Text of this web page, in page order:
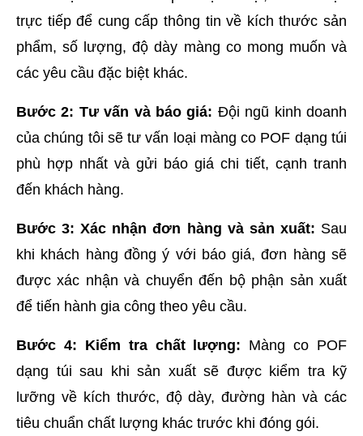
trực tiếp để cung cấp thông tin về kích thước sản
phẩm, số lượng, độ dày màng co mong muốn và
các yêu cầu đặc biệt khác.
Bước 2: Tư vấn và báo giá: Đội ngũ kinh doanh
của chúng tôi sẽ tư vấn loại màng co POF dạng túi
phù hợp nhất và gửi báo giá chi tiết, cạnh tranh
đến khách hàng.
Bước 3: Xác nhận đơn hàng và sản xuất: Sau
khi khách hàng đồng ý với báo giá, đơn hàng sẽ
được xác nhận và chuyển đến bộ phận sản xuất
để tiến hành gia công theo yêu cầu.
Bước 4: Kiểm tra chất lượng: Màng co POF
dạng túi sau khi sản xuất sẽ được kiểm tra kỹ
lưỡng về kích thước, độ dày, đường hàn và các
tiêu chuẩn chất lượng khác trước khi đóng gói.